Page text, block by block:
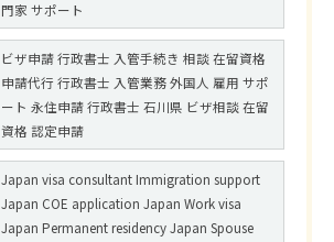
門家 サポート
ビザ申請 行政書士 入管手続き 相談 在留資格
申請代行 行政書士 入管業務 外国人 雇用 サポ
ート 永住申請 行政書士 石川県 ビザ相談 在留
資格 認定申請
Japan visa consultant Immigration support
Japan COE application Japan Work visa
Japan Permanent residency Japan Spouse